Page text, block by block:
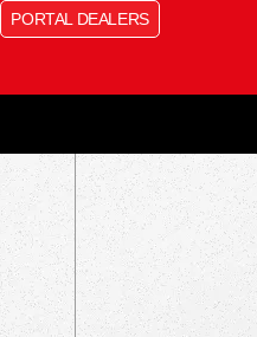
PORTAL DEALERS